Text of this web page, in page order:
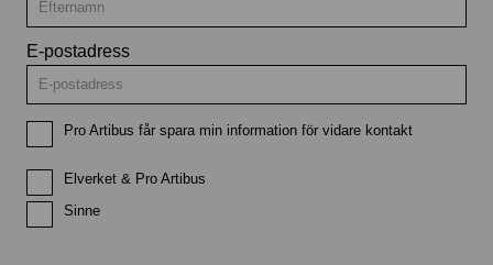
E-postadress
Pro Artibus får spara min information för vidare kontakt
Elverket & Pro Artibus
Sinne